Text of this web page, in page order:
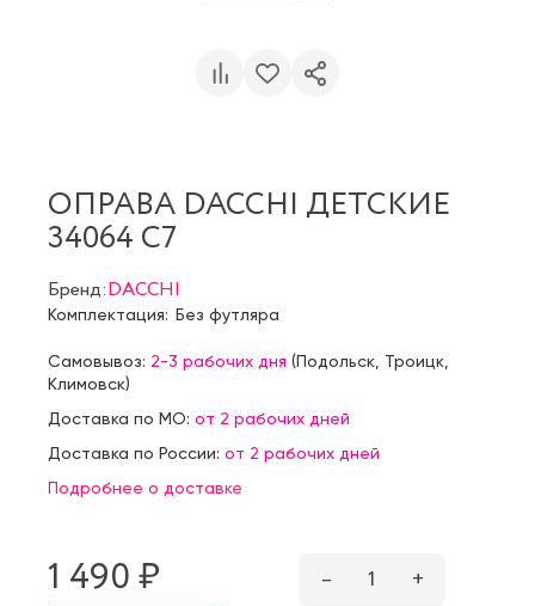
ОПРАВА DACCHI ДЕТСКИЕ
34064 C7
Бренд:DACCHI
Комплектация: Без футляра
Самовывоз: 2-3 рабочих дня (Подольск Троицк
Климовск)
Доставка по МО: от 2 рабочих дней
Доставка по России: от 2 рабочих дней
Подробнее о доставке
1 490 ₷ – 1 +